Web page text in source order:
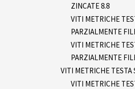
ZINCATE 8.8
VITI METRICHE
PARZIALMENTE
VITI METRICHE
PARZIALMENTE
VITI METRICHE TESTA
VITI METRICHE